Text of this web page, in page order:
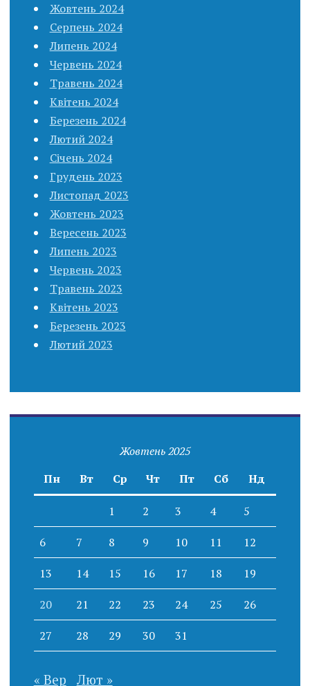
Жовтень 2024
Серпень 2024
Липень 2024
Червень 2024
Травень 2024
Квітень 2024
Березень 2024
Лютий 2024
Січень 2024
Грудень 2023
Листопад 2023
Жовтень 2023
Вересень 2023
Липень 2023
Червень 2023
Травень 2023
Квітень 2023
Березень 2023
Лютий 2023
Жовтень 2025
Пн
Вт Ср Чт Пт Сб Нд
1 2 3 4 5
6 7 8 9 10 11 12
13 14 15 16 17 18 19
20 21 22 23 24 25 26
27 28 29 30 31
« Вер Лют »